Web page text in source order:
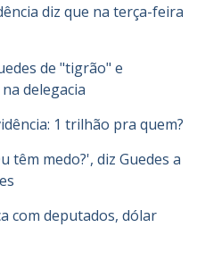
diz que na terça-feira
de "tigrão" e
delegacia
1 trilhão pra quem?
têm medo?', diz Guedes a
com deputados, dólar